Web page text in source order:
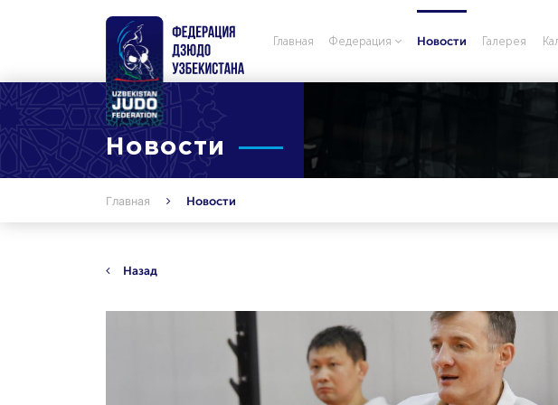
Главная Федерация Новости Галерея
Новости
Главная Новости
Назад